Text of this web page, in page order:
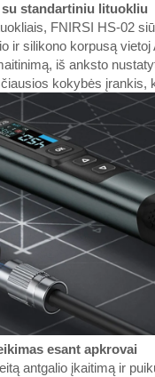
standartiniu lituokliu
FNIRSI HS-02
ir silikono korpusą
iš anksto
kokybės įrankis,
esant apkrovai
antgalio įkaitimą ir